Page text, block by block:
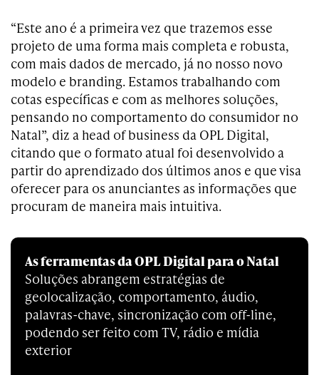
“Este ano é a primeira vez que trazemos esse
projeto de uma forma mais completa e robusta,
com mais dados de mercado, já no nosso novo
modelo e branding. Estamos trabalhando com
cotas específicas e com as melhores soluções,
pensando no comportamento do consumidor no
Natal”, diz a head of business da OPL Digital,
citando que o formato atual foi desenvolvido a
partir do aprendizado dos últimos anos e que visa
oferecer para os anunciantes as informações que
procuram de maneira mais intuitiva.
As ferramentas da OPL Digital para o Natal
Soluções abrangem estratégias de
geolocalização, comportamento, áudio,
palavras-chave, sincronização com off-line,
podendo ser feito com TV, rádio e mídia
exterior